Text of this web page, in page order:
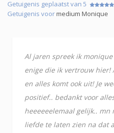
Getuigenis geplaatst van 5
Getuigenis voormedium Monique
Al jaren spreek ik
enige die ik vertrouw hier!
en alles komt ook uit! Je
positief.. bedankt voor
heeeeeelemaal gelijk.. mn
liefde te laten zien na dat